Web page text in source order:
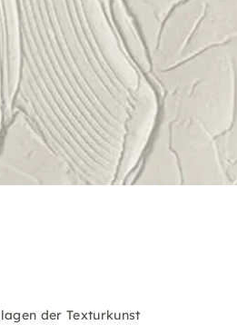
der Texturkunst